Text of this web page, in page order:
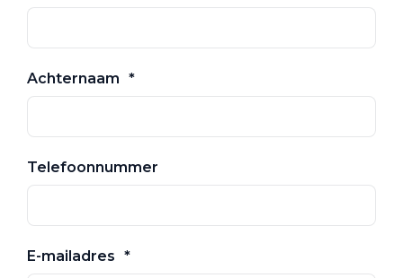
Achternaam
Telefoonnummer
E-mailadres